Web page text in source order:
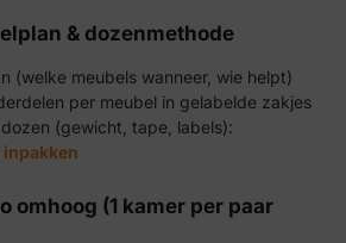
& dozenmethode
(welke meubels wanneer, wie helpt)
per meubel in gelabelde zakjes
(gewicht, tape, labels):
omhoog (1 kamer per paar